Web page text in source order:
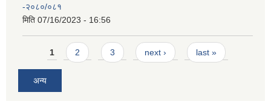
-२०८०/०८१
मिति 07/16/2023 - 16:56
Pages
1 2 3 next › last »
अन्य